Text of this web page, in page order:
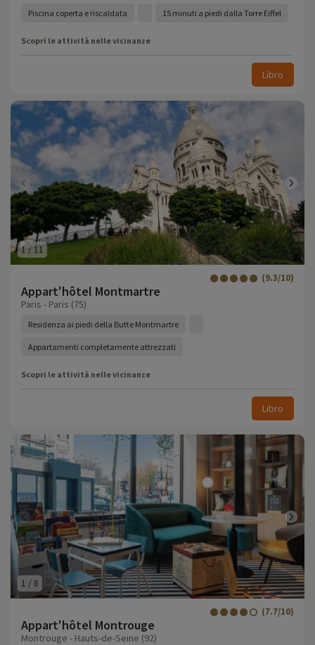
Piscina coperta e riscaldata 15 minuti a piedi dalla Torre Eiffel
Scopri le attività nelle vicinanze
Libro
1/11
Appart'hôtel Montmartre
(9.3/10)
Paris - Paris (75)
Residenza ai piedi della Butte Montmartre
Appartamenti completamente attrezzati
Scopri le attività nelle vicinanze
Libro
1 / 8
Appart'hôtel Montrouge
(7.7/10)
Montrouge - Hauts-de-Seine (92)